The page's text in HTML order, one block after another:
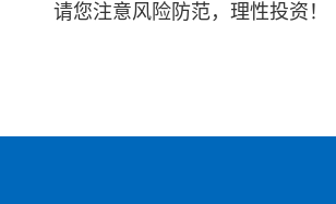
请您注意风险防范，理性投资！